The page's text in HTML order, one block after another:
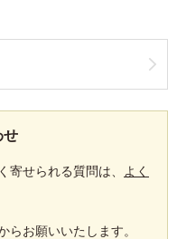
せ
寄せられる質問は、
よく
らお願いいたします。